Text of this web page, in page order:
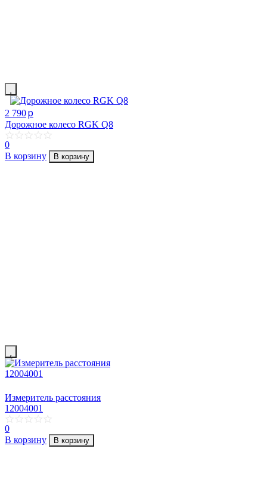
2 790p
Дорожное колесо RGK Q8
0
В корзину
В корзину
Измеритель расстояния
12004001
0
В корзину
В корзину